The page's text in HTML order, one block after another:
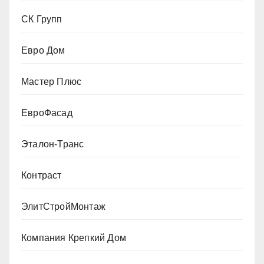
СК Групп
Евро Дом
Мастер Плюс
ЕвроФасад
Эталон-Транс
Контраст
ЭлитСтройМонтаж
Компания Крепкий Дом